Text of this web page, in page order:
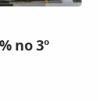
no 3º